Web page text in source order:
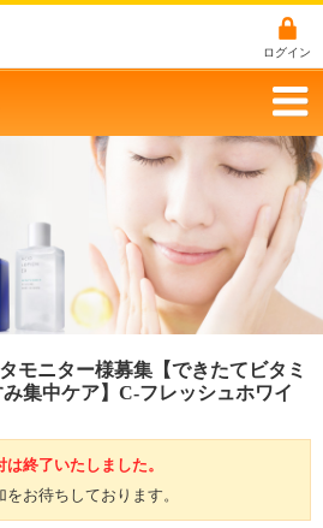
ログイン
モニター様募集【できたてビタミ
集中ケア】C-フレッシュホワイ
は終了いたしました。
をお待ちしております。